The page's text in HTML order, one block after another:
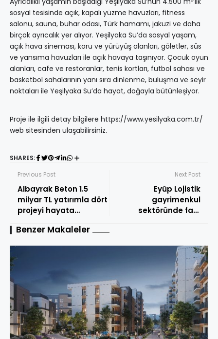
sosyal tesisinde açık, kapalı yüzme havuzları, fitness
salonu, sauna, buhar odası, Türk hamamı, jakuzi ve daha
birçok ayrıcalık yer alıyor. Yeşilyaka Su’da sosyal yaşam,
açık hava sineması, koru ve yürüyüş alanları, göletler, süs
ve yansıma havuzları ile açık havaya taşınıyor. Çocuk oyun
alanları, cafe ve restoranlar, tenis kortları, futbol sahası ve
basketbol sahalarının yanı sıra dinlenme, buluşma ve seyir
noktaları ile Yeşilyaka Su’da hayat, doğayla bütünleşiyor.
Proje ile ilgili detay bilgilere https://www.yesilyaka.com.tr/
web sitesinden ulaşabilirsiniz.
SHARES:
Previous Post
Albayrak Beton 1.5
milyar TL yatırımla dört
projeyi hayata
Next Post
Eyüp Lojistik
gayrimenkul
sektöründe fark
Benzer Makaleler